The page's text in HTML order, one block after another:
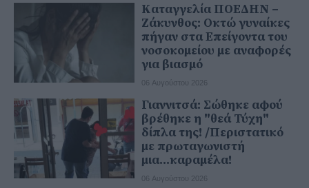
Καταγγελία ΠΟΕΔΗΝ –
Ζάκυνθος: Οκτώ γυναίκες
πήγαν στα Επείγοντα του
νοσοκομείου με αναφορές
για βιασμό
06 Αυγούστου 2026
Γιαννιτσά: Σώθηκε αφού
βρέθηκε η "θεά Τύχη"
δίπλα της! /Περιστατικό
με πρωταγωνιστή
μια...καραμέλα!
06 Αυγούστου 2026